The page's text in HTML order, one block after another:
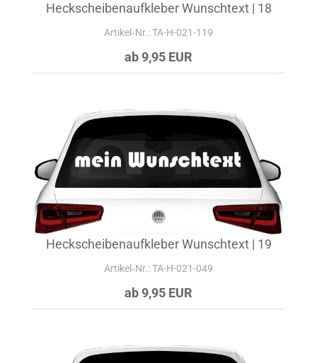
Heckscheibenaufkleber Wunschtext | 18
Artikel‑Nr.: TA-H-021-119
ab 9,95 EUR
Heckscheibenaufkleber Wunschtext | 19
Artikel‑Nr.: TA-H-021-049
ab 9,95 EUR